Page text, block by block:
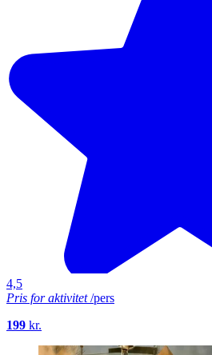
4,5
Pris for aktivitet/pers
199 kr.